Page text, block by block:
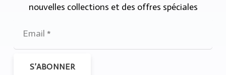
nouvelles collections et des offres spéciales
S’ABONNER